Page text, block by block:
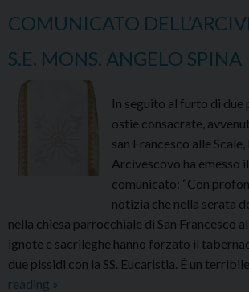
COMUNICATO
S.E. MONS. ANGELO SPINA
In seguito al furto di due
ostie consacrate,
san Francesco alle Scale,
Arcivescovo ha emesso
comunicato: “Con
notizia che nella serata
nella chiesa parrocchiale di San Francesco
ignote e sacrileghe hanno forzato il
due pissidi con la SS. Eucaristia. É un
reading FURTO
»